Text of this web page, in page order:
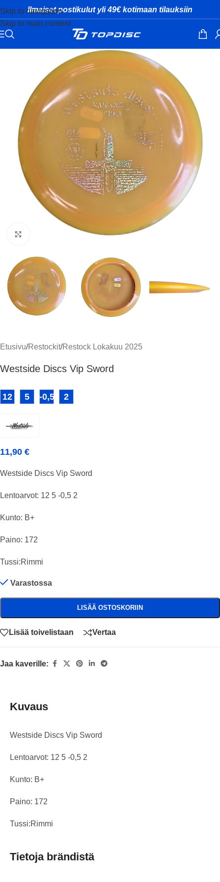
Skip to navigation
Skip to main content
Ilmaiset postikulut yli 49€ kotimaan tilauksiin
Klikkaa suuremmaksi
Etusivu/Restockit/Restock Lokakuu 2025
Westside Discs Vip Sword
12 5 -0,5 2
11,90 €
Westside Discs Vip Sword
Lentoarvot: 12 5 -0,5 2
Kunto: B+
Paino: 172
Tussi:Rimmi
Varastossa
LISÄÄ OSTOSKORIIN
Lisää toivelistaan Vertaa
Jaa kaverille:
Kuvaus
Westside Discs Vip Sword
Lentoarvot: 12 5 -0,5 2
Kunto: B+
Paino: 172
Tussi:Rimmi
Tietoja brändistä